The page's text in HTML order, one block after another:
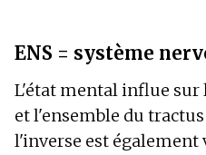
ENS = système
L'état mental influe
et l'ensemble du
l'inverse est également